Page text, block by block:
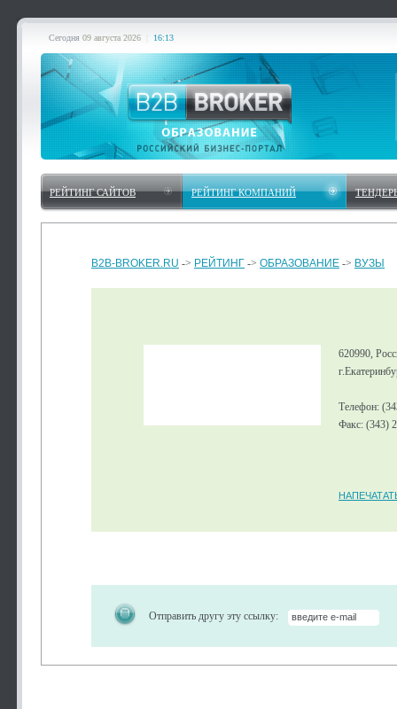
Сегодня 09 августа 2026 16:13
РЕЙТИНГ САЙТОВ РЕЙТИНГ КОМПАНИЙ
B2B-BROKER.RU -> РЕЙТИНГ -> ОБРАЗОВАНИЕ -> ВУЗЫ
620990,
Телефон:
Факс: (343)
Отправить другу эту ссылку: